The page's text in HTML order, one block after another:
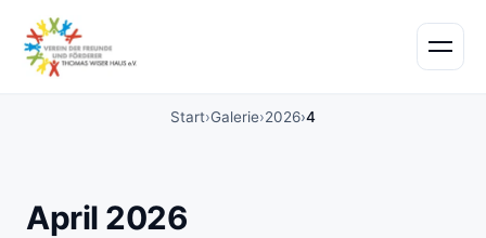
Start Galerie 2026 4
April 2026